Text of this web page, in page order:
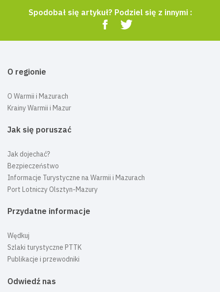
Spodobał się artykuł? Podziel się z innymi :
O regionie
O Warmii i Mazurach
Krainy Warmii i Mazur
Jak się poruszać
Jak dojechać?
Bezpieczeństwo
Informacje Turystyczne na Warmii i Mazurach
Port Lotniczy Olsztyn-Mazury
Przydatne informacje
Wędkuj
Szlaki turystyczne PTTK
Publikacje i przewodniki
Odwiedź nas